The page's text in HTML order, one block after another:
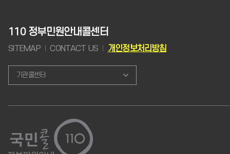
110 정부민원안내콜센터
SITEMAP CONTACT US 개인정보처리방침
기관콜센터